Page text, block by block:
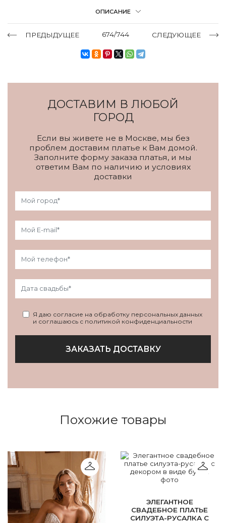
ОПИСАНИЕ
ПРЕДЫДУЩЕЕ 674/744 СЛЕДУЮЩЕЕ
ДОСТАВИМ В ЛЮБОЙ
ГОРОД
Если вы живете не в Москве, мы без
проблем доставим платье к Вам домой.
Заполните форму заказа платья, и мы
ответим Вам по наличию и условиях
доставки
Я даю согласие на обработку персональных данных
и соглашаюсь с политикой конфиденциальности
ЗАКАЗАТЬ ДОСТАВКУ
Похожие товары
ЭЛЕГАНТНОЕ
СВАДЕБНОЕ ПЛАТЬЕ
СИЛУЭТА-РУСАЛКА С